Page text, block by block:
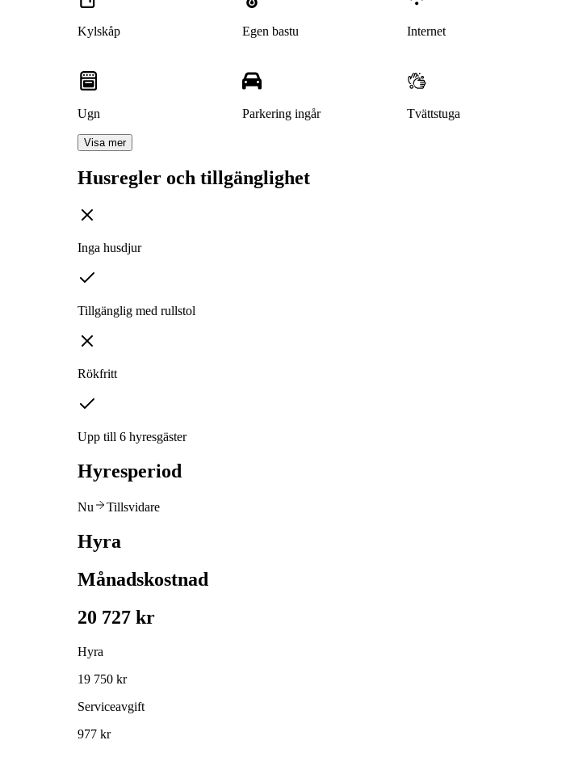
Kylskåp Egen bastu Internet
Ugn Parkering ingår Tvättstuga
Visa mer
Husregler och tillgänglighet
Inga husdjur
Tillgänglig med rullstol
Rökfritt
Upp till 6 hyresgäster
Hyresperiod
Nu Tillsvidare
Hyra
Månadskostnad
20 727 kr
Hyra
19 750 kr
Serviceavgift
977 kr